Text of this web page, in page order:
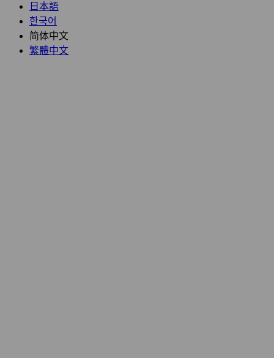
日本語
한국어
简体中文
繁體中文